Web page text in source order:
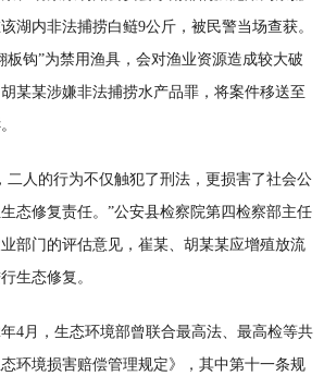
湖内非法捕捞白鲢9公斤，被民警当场查获。
板钩”为禁用渔具，会对渔业资源造成较大破
某某涉嫌非法捕捞水产品罪，将案件移送至
二人的行为不仅触犯了刑法，更损害了社会公
态修复责任。”公安县检察院第四检察部主任
部门的评估意见，崔某、胡某某应增殖放流
生态修复。
4月，生态环境部曾联合最高法、最高检等共
环境损害赔偿管理规定》，其中第十一条规